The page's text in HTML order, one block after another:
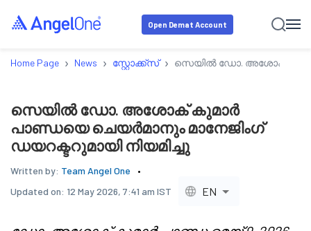
Open Demat Account
Home Page › News › സ്റ്റോക്ക്‌സ് › സെയിൽ ഡോ. അശോക് കുമാർ
സെയിൽ ഡോ. അശോക് കുമാർ
പാണ്ഡയെ ചെയർമാനും മാനേജിംഗ്
ഡയറക്ടറുമായി നിയമിച്ചു
Written by: Team Angel One
Updated on: 12 May 2026, 7:41 am IST EN